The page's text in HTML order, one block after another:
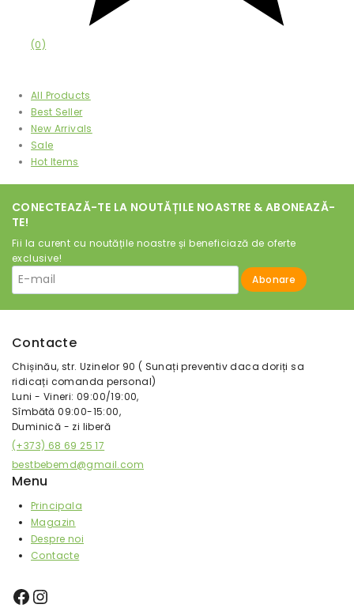
(0)
All Products
Best Seller
New Arrivals
Sale
Hot Items
CONECTEAZĂ-TE LA NOUTĂȚILE NOASTRE & ABONEAZĂ-
TE!
Fii la curent cu noutățile noastre și beneficiază de oferte
exclusive!
Contacte
Chișinău, str. Uzinelor 90 ( Sunați preventiv daca doriți sa
ridicați comanda personal)
Luni - Vineri: 09:00/19:00,
Sîmbătă 09:00-15:00,
Duminică - zi liberă
(+373) 68 69 25 17
bestbebemd@gmail.com
Menu
Principala
Magazin
Despre noi
Contacte